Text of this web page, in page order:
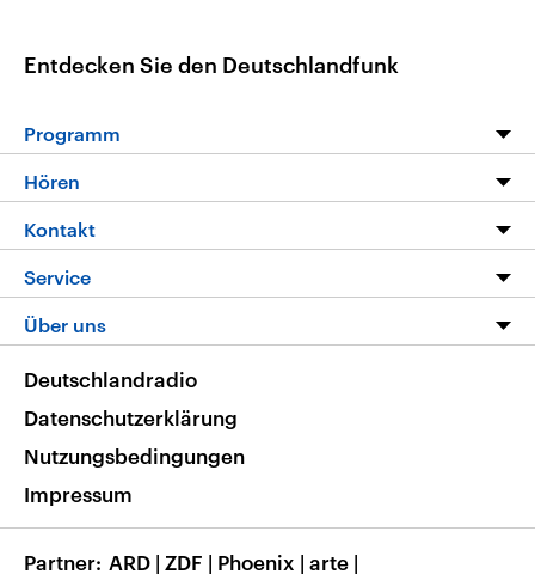
Entdecken Sie den Deutschlandfunk
Programm
Programm
Die Nachrichten
Nachrichtenleicht
Neue Beiträge auf dlf.de
Hören
Livestream
Podcasts
Deutschlandfunk App
Nachrichten App
Frequenzen
Kontakt
Hörerservice
Service
FAQ
Veranstaltungen
Musikliste
RSS
Über uns
Barrierefreiheit
Deutschlandradio
Datenschutzerklärung
Nutzungsbedingungen
Impressum
Partner ARD | ZDF | Phoenix | arte |